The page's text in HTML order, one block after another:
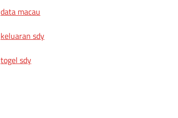
data macau
keluaran sdy
togel sdy